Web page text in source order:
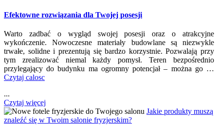
Efektowne rozwiązania dla Twojej posesji
Warto zadbać o wygląd swojej posesji oraz o atrakcyjne
wykończenie. Nowoczesne materiały budowlane są niezwykle
trwałe, solidne i prezentują się bardzo korzystnie. Pozwalają przy
tym zrealizować niemal każdy pomysł. Teren bezpośrednio
przylegający do budynku ma ogromny potencjał – można go …
Czytaj calosc
...
Czytaj więcej
Jakie produkty muszą
znaleźć się w Twoim salonie fryzjerskim?